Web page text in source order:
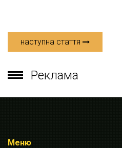
наступна стаття
Реклама
Меню